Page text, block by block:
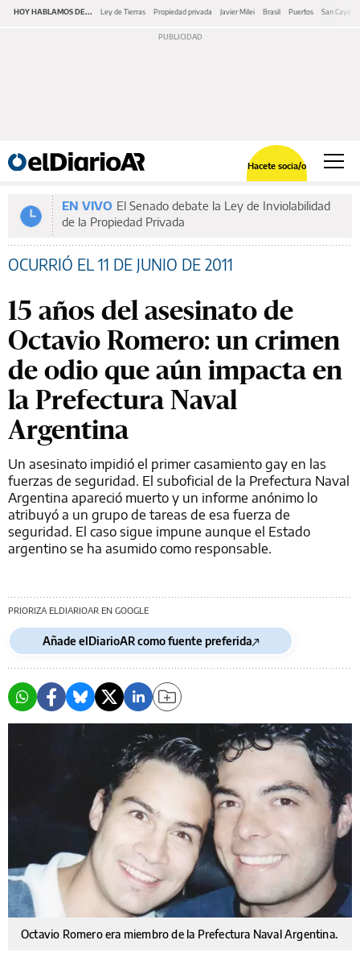
HOY HABLAMOS DE... Ley de Tierras Propiedad privada Javier Milei Brasil Puertos San
Hacete socia/o
EN VIVO El Senado debate la Ley de Inviolabilidad
de la Propiedad Privada
OCURRIÓ EL 11 DE JUNIO DE 2011
15 años del asesinato de
Octavio Romero: un crimen
de odio que aún impacta en
la Prefectura Naval
Argentina
Un asesinato impidió el primer casamiento gay en las
fuerzas de seguridad. El suboficial de la Prefectura Naval
Argentina apareció muerto y un informe anónimo lo
atribuyó a un grupo de tareas de esa fuerza de
seguridad. El caso sigue impune aunque el Estado
argentino se ha asumido como responsable.
PRIORIZA ELDIARIOAR EN GOOGLE
Añade elDiarioAR como fuente preferida
Octavio Romero era miembro de la Prefectura Naval Argentina.